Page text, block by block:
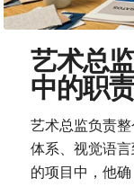
艺术总
中的职
艺术总监负责
体系、视觉语
的项目中，他